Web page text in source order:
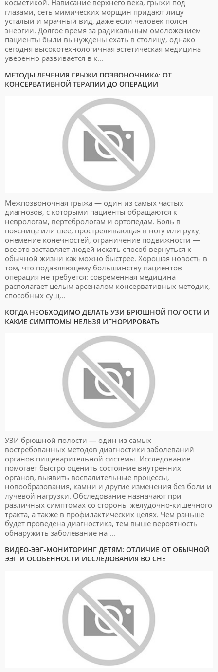
косметикой. Нависание верхнего века, грыжи под
глазами, сеть мимических морщин придают лицу
усталый и мрачный вид, даже если человек полон
энергии. Долгое время за радикальным омоложением
пациенты были вынуждены ехать в столицу, однако
сегодня высокотехнологичная эстетическая медицина
уверенно развивается в к...
МЕТОДЫ ЛЕЧЕНИЯ ГРЫЖИ ПОЗВОНОЧНИКА: ОТ
КОНСЕРВАТИВНОЙ ТЕРАПИИ ДО ОПЕРАЦИИ
Межпозвоночная грыжа — один из самых частых
диагнозов, с которыми пациенты обращаются к
неврологам, вертебрологам и ортопедам. Боль в
пояснице или шее, простреливающая в ногу или руку,
онемение конечностей, ограничение подвижности —
все это заставляет людей искать способ вернуться к
обычной жизни как можно быстрее. Хорошая новость в
том, что подавляющему большинству пациентов
операция не требуется: современная медицина
располагает целым арсеналом консервативных методик,
способных сущ...
КОГДА НЕОБХОДИМО ДЕЛАТЬ УЗИ БРЮШНОЙ ПОЛОСТИ И
КАКИЕ СИМПТОМЫ НЕЛЬЗЯ ИГНОРИРОВАТЬ
УЗИ брюшной полости — один из самых
востребованных методов диагностики заболеваний
органов пищеварительной системы. Исследование
помогает быстро оценить состояние внутренних
органов, выявить воспалительные процессы,
новообразования, камни и другие изменения без боли и
лучевой нагрузки. Обследование назначают при
различных симптомах со стороны желудочно-кишечного
тракта, а также в профилактических целях. Чем раньше
будет проведена диагностика, тем выше вероятность
обнаружить заболевание на ...
ВИДЕО-ЭЭГ-МОНИТОРИНГ ДЕТЯМ: ОТЛИЧИЕ ОТ ОБЫЧНОЙ
ЭЭГ И ОСОБЕННОСТИ ИССЛЕДОВАНИЯ ВО СНЕ